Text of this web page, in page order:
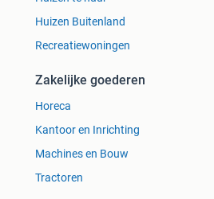
Huizen Buitenland
Recreatiewoningen
Zakelijke goederen
Horeca
Kantoor en Inrichting
Machines en Bouw
Tractoren